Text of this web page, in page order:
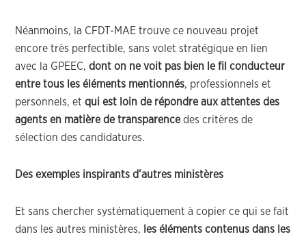
Néanmoins, la CFDT-MAE trouve ce nouveau projet
encore très perfectible, sans volet stratégique en lien
avec la GPEEC,dont on ne voit pas bien le fil conducteur
entre tous les éléments mentionnés, professionnels et
personnels, etqui est loin de répondre aux attentes des
agents en matière de transparencedes critères de
sélection des candidatures.
Des exemples inspirants d’autres ministères
Et sans chercher systématiquement à copier ce qui se fait
dans les autres ministères, les éléments contenus dans les